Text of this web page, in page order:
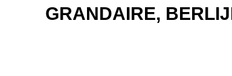
GRANDAIRE,